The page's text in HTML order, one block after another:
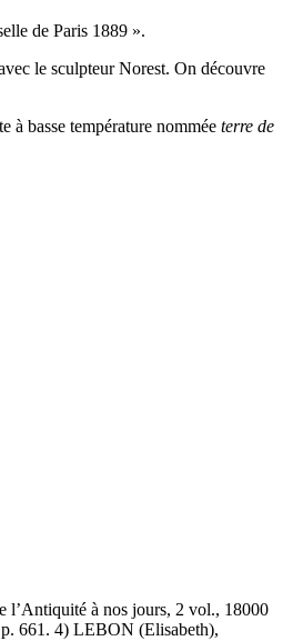
de Paris 1889 ».
le sculpteur Norest. On découvre
à basse température nommée terre de
l’Antiquité à nos jours, 2 vol., 18000
661. 4) LEBON (Elisabeth),